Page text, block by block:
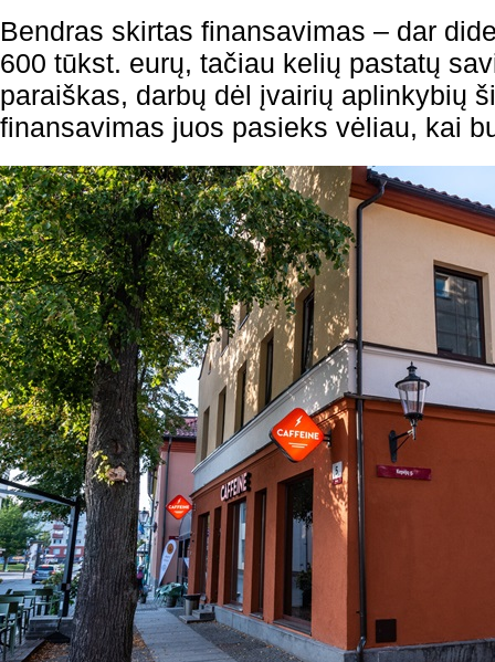
Bendras skirtas finansavimas – dar
600 tūkst. eurų, tačiau kelių pastatų
paraiškas, darbų dėl įvairių aplinkybių
finansavimas juos pasieks vėliau, kai